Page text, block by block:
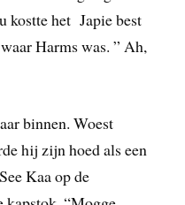
kostte het Japie best
Harms was. ” Ah,
binnen. Woest
hij zijn hoed als een
Kaa op de